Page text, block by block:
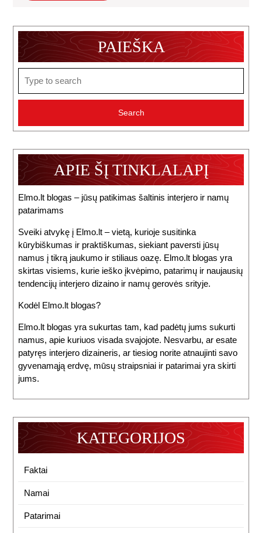
PAIEŠKA
for:
APIE ŠĮ TINKLALAPĮ
Elmo.lt blogas – jūsų patikimas šaltinis interjero ir namų
patarimams
Sveiki atvykę į Elmo.lt – vietą, kurioje susitinka
kūrybiškumas ir praktiškumas, siekiant paversti jūsų
namus į tikrą jaukumo ir stiliaus oazę. Elmo.lt blogas yra
skirtas visiems, kurie ieško įkvėpimo, patarimų ir naujausių
tendencijų interjero dizaino ir namų gerovės srityje.
Kodėl Elmo.lt blogas?
Elmo.lt blogas yra sukurtas tam, kad padėtų jums sukurti
namus, apie kuriuos visada svajojote. Nesvarbu, ar esate
patyręs interjero dizaineris, ar tiesiog norite atnaujinti savo
gyvenamąją erdvę, mūsų straipsniai ir patarimai yra skirti
jums.
KATEGORIJOS
Faktai
Namai
Patarimai